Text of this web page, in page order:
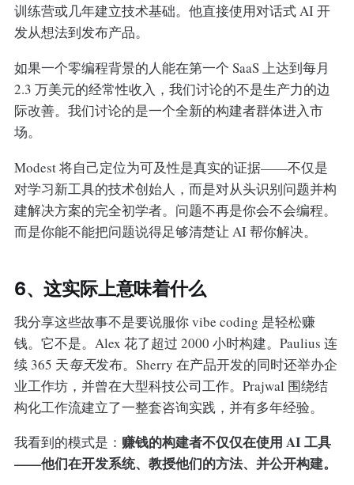
训练营或几年建立技术基础。他直接使用对话式 AI 开
发从想法到发布产品。
如果一个零编程背景的人能在第一个 SaaS 上达到每月
2.3 万美元的经常性收入，我们讨论的不是生产力的边
际改善。我们讨论的是一个全新的构建者群体进入市
场。
Modest 将自己定位为可及性是真实的证据——不仅是
对学习新工具的技术创始人，而是对从头识别问题并构
建解决方案的完全初学者。问题不再是你会不会编程。
而是你能不能把问题说得足够清楚让 AI 帮你解决。
6、这实际上意味着什么
我分享这些故事不是要说服你 vibe coding 是轻松赚
钱。它不是。Alex 花了超过 2000 小时构建。Paulius 连
续 365 天每天发布。Sherry 在产品开发的同时还举办企
业工作坊，并曾在大型科技公司工作。Prajwal 围绕结
构化工作流建立了一整套咨询实践，并有多年经验。
我看到的模式是： 赚钱的构建者不仅仅在使用 AI 工具
——他们在开发系统、教授他们的方法、并公开构建。